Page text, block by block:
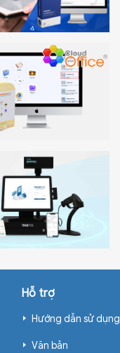
Hỗ trợ
Hướng dẫn sử dụng
Văn bản